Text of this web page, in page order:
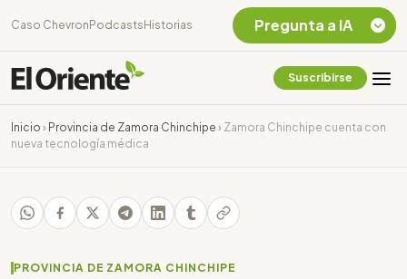
Caso Chevron Podcasts Historias
Suscribirse
Inicio › Provincia de Zamora Chinchipe › Zamora Chinchipe cuenta con
nueva tecnología médica
PROVINCIA DE ZAMORA CHINCHIPE
Pregunta a IA
Chevron Ecuador